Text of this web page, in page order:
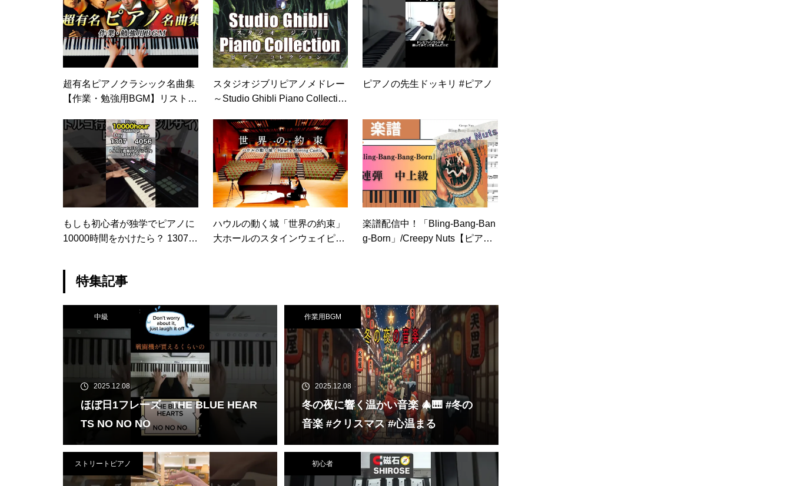
超有名ピアノクラシック名曲集
【作業・勉強用BGM】リスト・
ANACANA
スタジオジブリピアノメドレー
～Studio Ghibli Piano Collectio
GM』
ピアノの先生ドッキリ #ピアノ
もしも初心者が独学でピアノに
10000時間をかけたら？ 1307日
ハウルの動く城「世界の約束」
大ホールのスタインウェイピア
楽譜配信中！「Bling-Bang-Ban
g-Born」/Creepy Nuts【ピアノ
特集記事
中級
2025.12.08
ほぼ日1フレーズ THE BLUE HEAR
TS NO NO NO
作業用BGM
2025.12.08
冬の夜に響く温かい音楽 🎄🎹 #冬の
音楽 #クリスマス #心温まる
ストリートピアノ 初心者